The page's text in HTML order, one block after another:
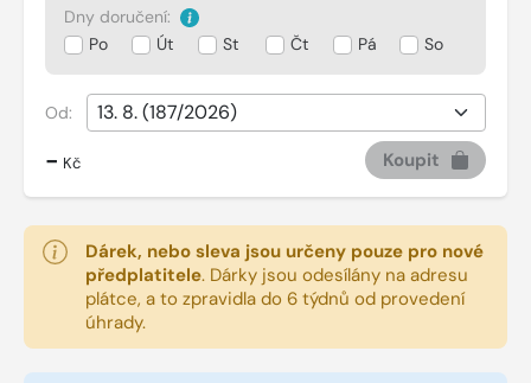
Dny doručení:
Po
Út St Čt Pá So
Od:
- Kč Koupit
Dárek, nebo sleva jsou určeny pouze pro nové
předplatitele. Dárky jsou odesílány na adresu
plátce, a to zpravidla do 6 týdnů od provedení
úhrady.